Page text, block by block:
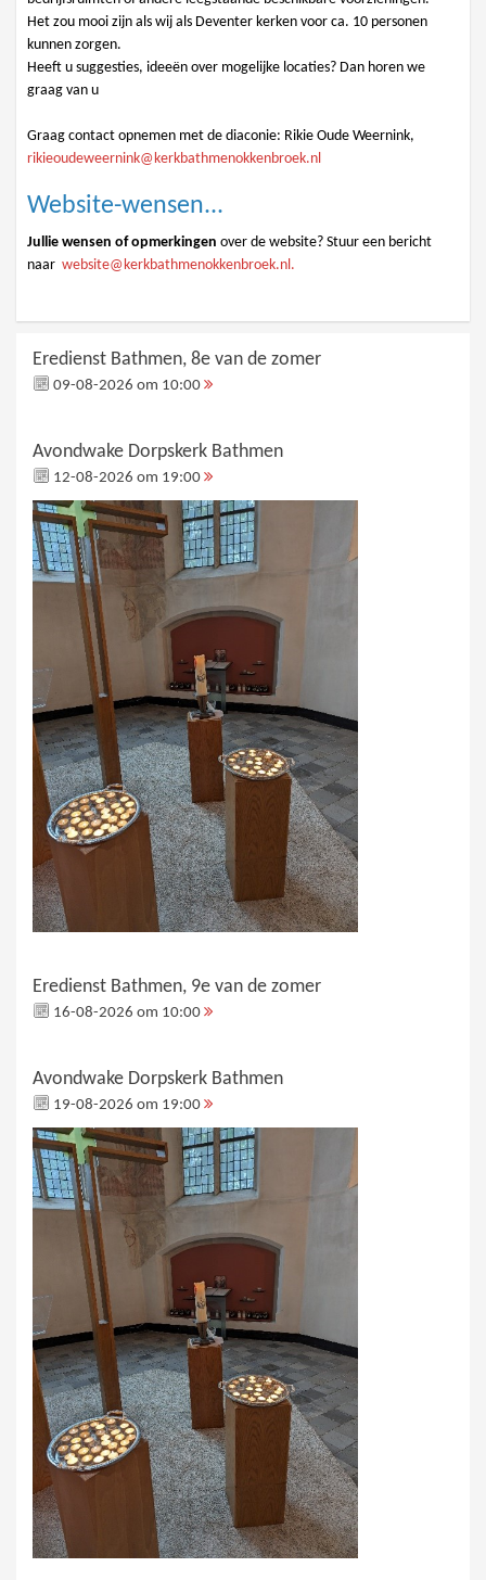
Het zou mooi zijn als wij als Deventer kerken voor ca. 10 personen
kunnen zorgen.
Heeft u suggesties, ideeën over mogelijke locaties? Dan horen we
graag van u
Graag contact opnemen met de diaconie: Rikie Oude Weernink,
rikieoudeweernink@kerkbathmenokkenbroek.nl
Website-wensen...
Jullie wensen of opmerkingen over de website? Stuur een bericht
naarwebsite@kerkbathmenokkenbroek.nl.
Eredienst Bathmen, 8e van de zomer
09-08-2026 om 10:00
Avondwake Dorpskerk Bathmen
12-08-2026 om 19:00
Eredienst Bathmen, 9e van de zomer
16-08-2026 om 10:00
Avondwake Dorpskerk Bathmen
19-08-2026 om 19:00